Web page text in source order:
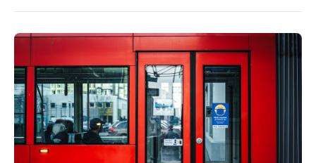
ホテル
工場・倉庫
防火戸
神奈川
千葉
埼玉
茨城
施工事例
お客様の声
製品比較
用語集
コラム
個人のお客様へ
法人のお客様へ